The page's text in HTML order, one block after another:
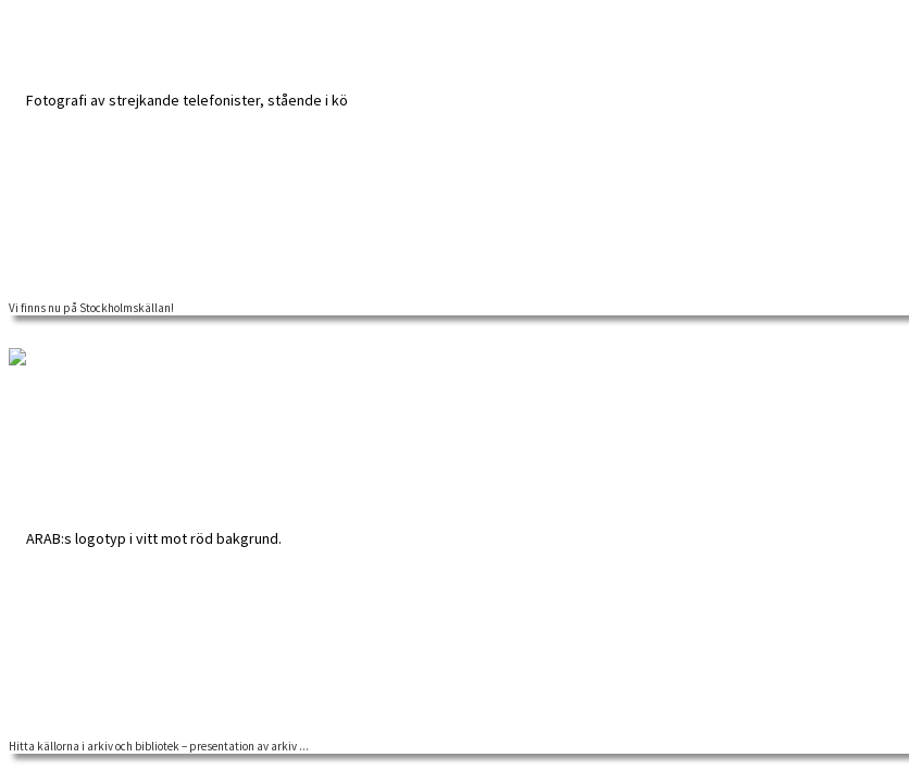
2017 skrevs avtal mellan Stockholmskällan och Arbetarrörelsens arkiv och bibliotek. Vi har nu nära årsskiftet […]
Vi finns nu på Stockholmskällan!
Seminarie på Kungliga biblioteket, i samarbete med ARAB och TAM-arkiv.
Hitta källorna i arkiv och bibliotek – presentation av arkiv ...